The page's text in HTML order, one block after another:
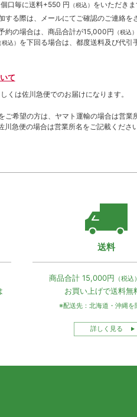
口毎に送料+550 円 （税込） をいただきま
する際は、メールにてご確認のご連絡を
約の場合は、商品合計が15,000円 （税込）
税込） を下回る場合は、都度送料及び代引
て
くは佐川急便でのお届けになります。
ご希望の方は、ヤマト運輸の場合は営業
川急便の場合は営業所名をご記載くださ
送料
商品合計 15,000円 （税込）
お買い上げで送料無
※配送先：北海道・沖縄を
詳しく見る